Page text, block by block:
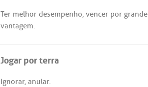
Ter melhor desempenho, vencer por grande
vantagem.
Jogar por terra
Ignorar, anular.